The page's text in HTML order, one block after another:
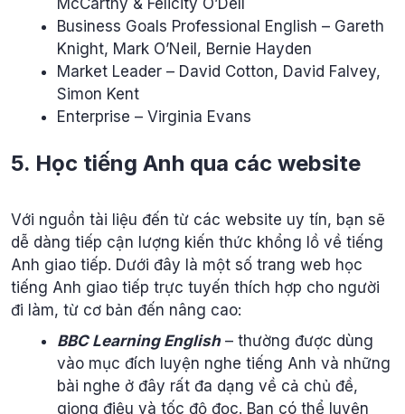
Business Goals Professional English – Gareth
Knight, Mark O’Neil, Bernie Hayden
Market Leader – David Cotton, David Falvey,
Simon Kent
Enterprise – Virginia Evans
5. Học tiếng Anh qua các website
Với nguồn tài liệu đến từ các website uy tín, bạn sẽ
dễ dàng tiếp cận lượng kiến thức khổng lồ về tiếng
Anh giao tiếp. Dưới đây là một số trang web học
tiếng Anh giao tiếp trực tuyến thích hợp cho người
đi làm, từ cơ bản đến nâng cao:
BBC Learning English – thường được dùng
vào mục đích luyện nghe tiếng Anh và những
bài nghe ở đây rất đa dạng về cả chủ đề,
giọng điệu và tốc độ đọc. Bạn có thể luyện